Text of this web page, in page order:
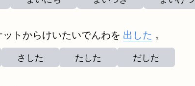
トからけいたいでんわを 出した 。
さした たした だした